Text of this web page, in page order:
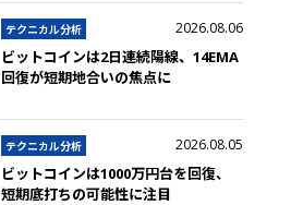
テクニカル分析 2026.08.06
ビットコインは2日連続陽線、14EMA
回復が短期地合いの焦点に
テクニカル分析 2026.08.05
ビットコインは1000万円台を回復、
短期底打ちの可能性に注目